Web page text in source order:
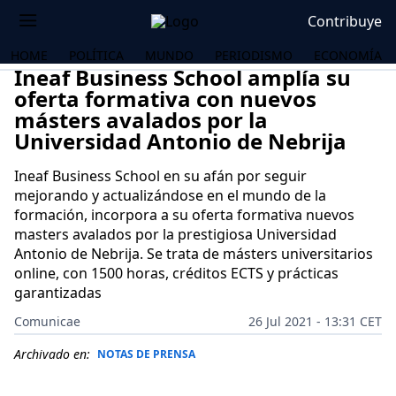
Contribuye
HOME POLÍTICA MUNDO PERIODISMO ECONOMÍA
Ineaf Business School amplía su
oferta formativa con nuevos
másters avalados por la
Universidad Antonio de Nebrija
Ineaf Business School en su afán por seguir
mejorando y actualizándose en el mundo de la
formación, incorpora a su oferta formativa nuevos
masters avalados por la prestigiosa Universidad
Antonio de Nebrija. Se trata de másters universitarios
online, con 1500 horas, créditos ECTS y prácticas
garantizadas
Comunicae
26 Jul 2021 - 13:31 CET
Archivado en: NOTAS DE PRENSA